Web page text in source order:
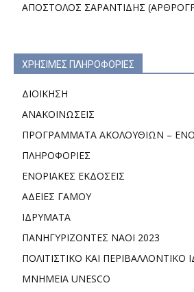
ΑΠΟΣΤΟΛΟΣ ΣΑΡΑΝΤΙΔΗΣ
ΧΡΗΣΙΜΕΣ ΠΛΗΡΟΦΟΡΙΕΣ
ΔΙΟΙΚΗΣΗ
ΑΝΑΚΟΙΝΩΣΕΙΣ
ΠΡΟΓΡΑΜΜΑΤΑ ΑΚΟΛΟΥΘΙΩΝ –
ΠΛΗΡΟΦΟΡΙΕΣ
ΕΝΟΡΙΑΚΕΣ ΕΚΔΟΣΕΙΣ
ΑΔΕΙΕΣ ΓΑΜΟΥ
ΙΔΡΥΜΑΤΑ
ΠΑΝΗΓΥΡΙΖΟΝΤΕΣ ΝΑΟΙ 2023
ΠΟΛΙΤΙΣΤΙΚΟ ΚΑΙ ΠΕΡΙΒΑΛΛΟΝΤΙΚΟ
ΜΝΗΜΕΙΑ UNESCO